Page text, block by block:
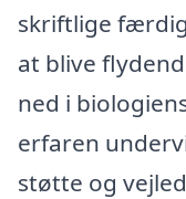
skriftlige
at blive
ned i
erfaren
støtte og